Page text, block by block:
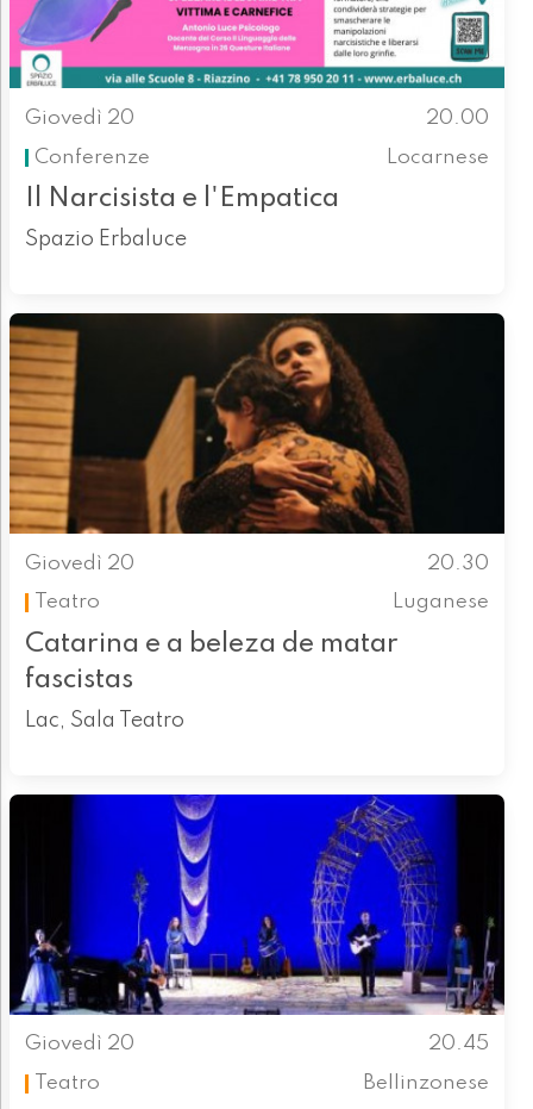
Giovedì 20
20.00
Conferenze
Locarnese
Il Narcisista e l'Empatica
Spazio Erbaluce
Giovedì 20
20.30
Teatro
Luganese
Catarina e a beleza de matar
fascistas
Lac, Sala Teatro
Giovedì 20
20.45
Teatro
Bellinzonese